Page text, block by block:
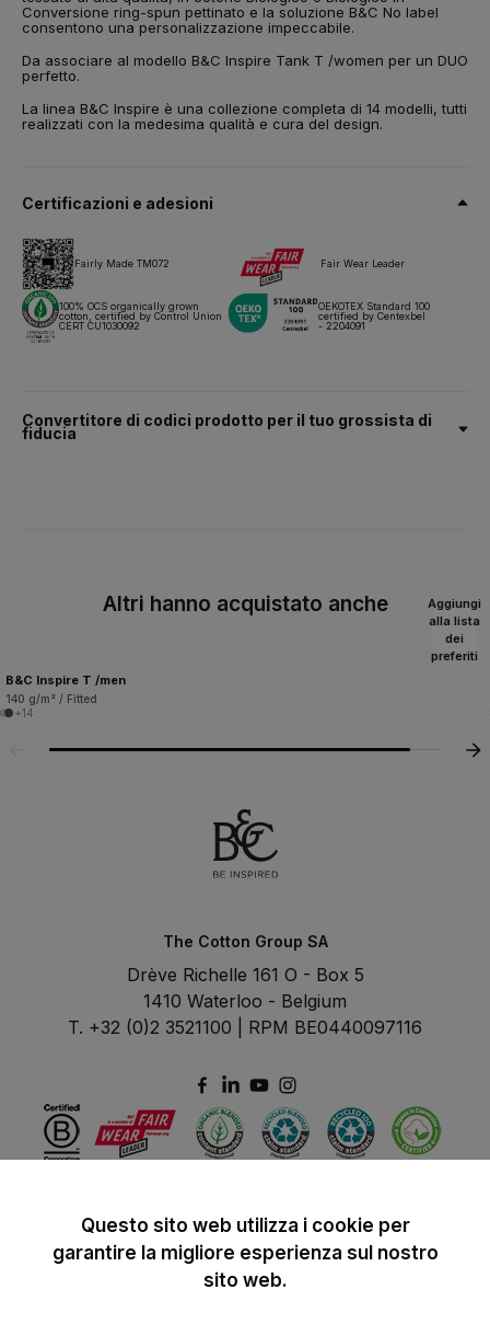
Imballaggio
10 pz/pacco & 50 pz/cartone
Istruzioni di lavaggio
Tutti i nostri prodotti sono testati e approvati per tutte le tecniche
Scheda tecnica
Conversione ring-spun pettinato e la soluzione B&C No label
consentono una personalizzazione impeccabile.
Da associare al modello B&C Inspire Tank T /women per un DUO
perfetto.
La linea B&C Inspire è una collezione completa di 14 modelli, tutti
realizzati con la medesima qualità e cura del design.
Certificazioni e adesioni
Fairly Made TM072 Fair Wear Leader
100% OCS organically grown
cotton, certified by Control Union
CERT CU1030092
OEKOTEX Standard 100
certified by Centexbel
- 2204091
Convertitore di codici prodotto per il tuo grossista di
fiducia
Altri hanno acquistato anche
Aggiungi
alla lista
dei
preferiti
B&C Inspire T /men
140 g/m² / Fitted
+14
The Cotton Group SA
Drève Richelle 161 O - Box 5
1410 Waterloo - Belgium
T. +32 (0)2 3521100 | RPM BE0440097116
Questo sito web utilizza i cookie per
garantire la migliore esperienza sul nostro
sito web.